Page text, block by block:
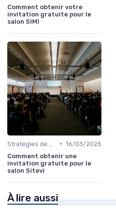
Comment obtenir votre
invitation gratuite pour le
salon SIMI
• 16/03/2025
Comment obtenir une
invitation gratuite pour le
salon Sitevi
À lire aussi